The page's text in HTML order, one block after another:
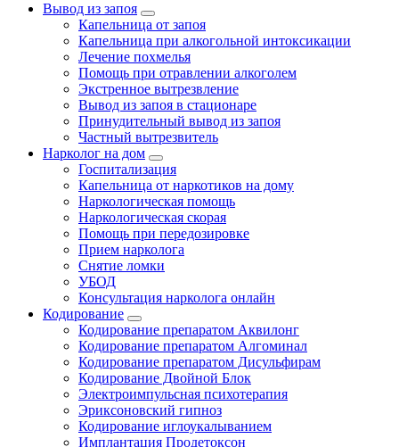
Вывод из запоя
Капельница от запоя
Капельница при алкогольной интоксикации
Лечение похмелья
Помощь при отравлении алкоголем
Экстренное вытрезвление
Вывод из запоя в стационаре
Принудительный вывод из запоя
Частный вытрезвитель
Нарколог на дом
Госпитализация
Капельница от наркотиков на дому
Наркологическая помощь
Наркологическая скорая
Помощь при передозировке
Прием нарколога
Снятие ломки
УБОД
Консультация нарколога онлайн
Кодирование
Кодирование препаратом Аквилонг
Кодирование препаратом Алгоминал
Кодирование препаратом Дисульфирам
Кодирование Двойной Блок
Электроимпульсная психотерапия
Эриксоновский гипноз
Кодирование иглоукалыванием
Имплантация Продетоксон